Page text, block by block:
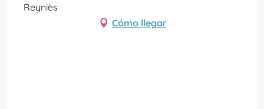
Reyniès
Cómo llegar